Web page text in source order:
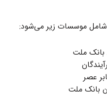
شامل موسسات زیر می‌شود:
بانک ملت
عصر
بانک ملت